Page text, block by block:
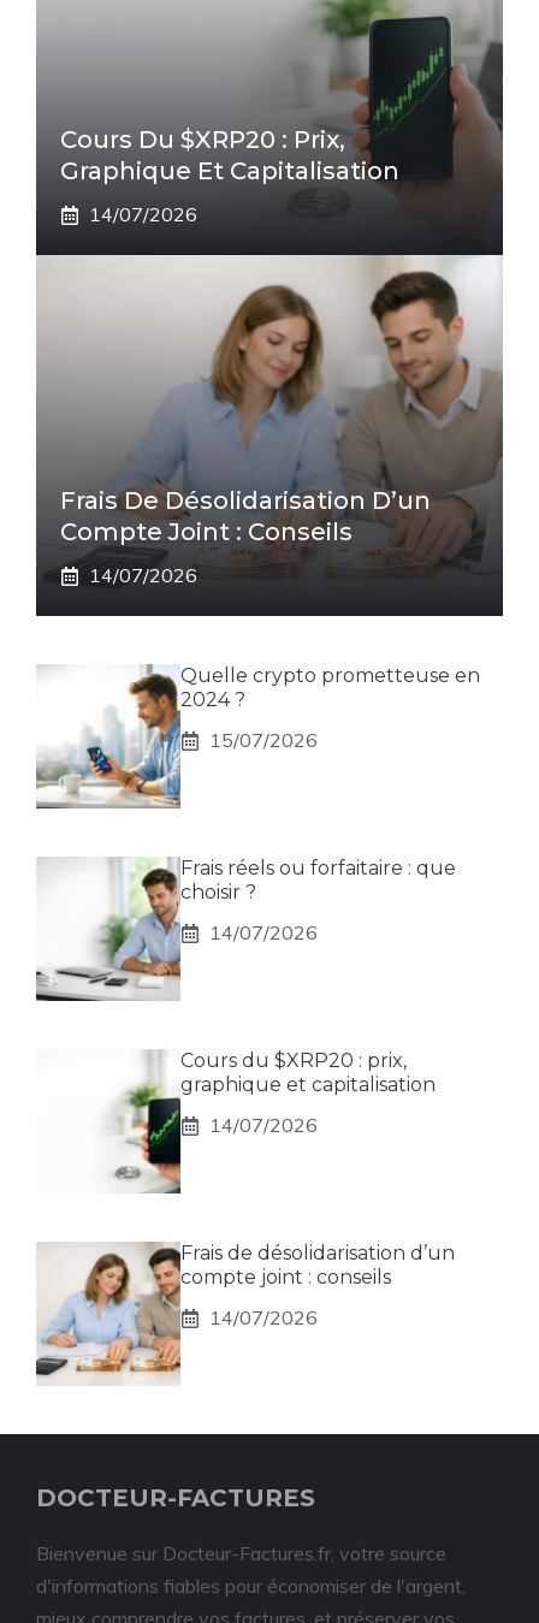
Cours Du $XRP20 : Prix,
Graphique Et Capitalisation
14/07/2026
Frais De Désolidarisation D’un
Compte Joint : Conseils
14/07/2026
Quelle crypto prometteuse en
2024 ?
15/07/2026
Frais réels ou forfaitaire : que
choisir ?
14/07/2026
Cours du $XRP20 : prix,
graphique et capitalisation
14/07/2026
Frais de désolidarisation d’un
compte joint : conseils
14/07/2026
DOCTEUR-FACTURES
Bienvenue sur Docteur-Factures.fr, votre source
d'informations fiables pour économiser de l'argent,
mieux comprendre vos factures, et préserver vos